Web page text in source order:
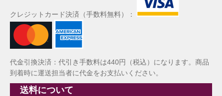
クレジットカード決済（手数料無料）：
代金引換決済：代引き手数料は440円（税込）になります。商品
到着時に運送担当者に代金をお支払いください。
送料について